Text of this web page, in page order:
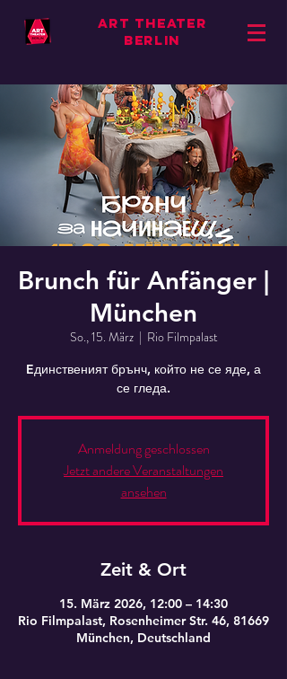
ART THEATER
BERLIN
Brunch für Anfänger |
München
So., 15. März
  |
Rio Filmpalast
Eдинственият брънч, който не се яде, а
се гледа.
Anmeldung geschlossen
Jetzt andere Veranstaltungen
ansehen
Zeit & Ort
15. März 2026, 12:00 – 14:30
Rio Filmpalast, Rosenheimer Str. 46, 81669
München, Deutschland